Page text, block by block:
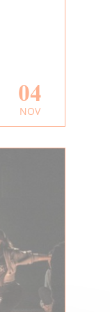
04
NOV